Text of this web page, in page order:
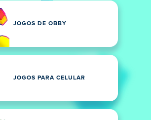
JOGOS DE OBBY
JOGOS PARA CELULAR